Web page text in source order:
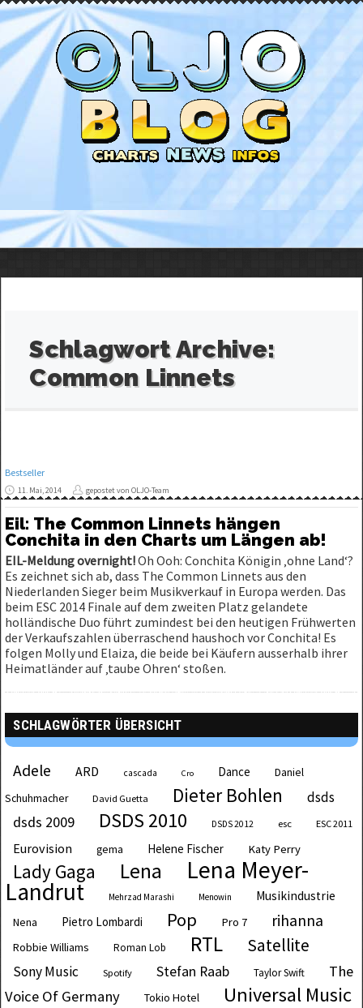
Schlagwort Archive:
Common Linnets
Bestseller
11. Mai, 2014 gepostet von OLJO-Team
Eil: The Common Linnets hängen
Conchita in den Charts um Längen ab!
EIL-Meldung overnight!Oh Ooh: Conchita Königin ‚ohne Land‘?
Es zeichnet sich ab, dass The Common Linnets aus den
Niederlanden Sieger beim Musikverkauf in Europa werden. Das
beim ESC 2014 Finale auf dem zweiten Platz gelandete
holländische Duo führt zumindest bei den heutigen Frühwerten
der Verkaufszahlen überraschend haushoch vor Conchita! Es
folgen Molly und Elaiza, die beide bei Käufern ausserhalb ihrer
Heimatländer auf ‚taube Ohren‘ stoßen.
SCHLAGWÖRTER ÜBERSICHT
Adele ARD cascada Cro Dance
Daniel
Schuhmacher
David Guetta Dieter Bohlen dsds
dsds 2009 DSDS 2010 DSDS 2012 esc ESC 2011
Eurovision gema Helene Fischer Katy Perry
Lady Gaga Lena Lena Meyer-
Landrut Mehrzad Marashi Menowin Musikindustrie
Nena Pietro Lombardi Pop Pro 7 rihanna
Robbie Williams Roman Lob RTL Satellite
Sony Music Spotify Stefan Raab Taylor Swift
The
Voice Of Germany
Tokio Hotel Universal Music